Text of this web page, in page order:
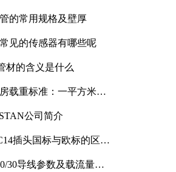
的常用规格及壁厚
见的传感器有哪些呢
材的含义是什么
载重标准：一平方米能
公司简介
插头国标与欧标的区别
30导线参数及载流量解